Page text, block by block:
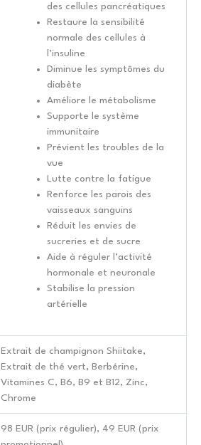
des cellules pancréatiques
Restaure la sensibilité
normale des cellules à
l’insuline
Diminue les symptômes du
diabète
Améliore le métabolisme
Supporte le système
immunitaire
Prévient les troubles de la
vue
Lutte contre la fatigue
Renforce les parois des
vaisseaux sanguins
Réduit les envies de
sucreries et de sucre
Aide à réguler l’activité
hormonale et neuronale
Stabilise la pression
artérielle
Extrait de champignon Shiitake,
Extrait de thé vert, Berbérine,
Vitamines C, B6, B9 et B12, Zinc,
Chrome
98 EUR (prix régulier), 49 EUR (prix